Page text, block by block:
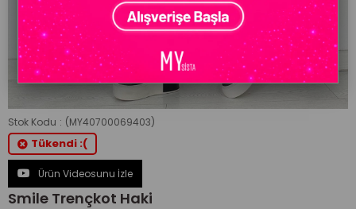
Stok Kodu (MY40700069403)
Tükendi :(
Ürün Videosunu İzle
Smile Trençkot Haki